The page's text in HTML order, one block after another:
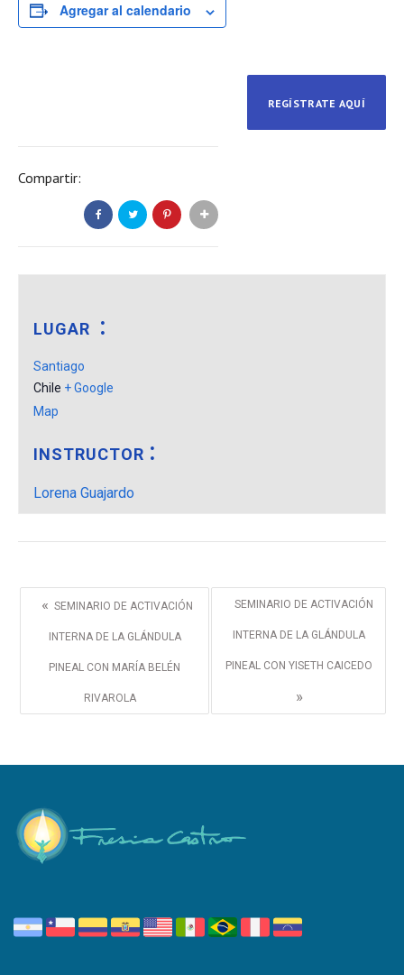
Agregar al calendario
REGÍSTRATE AQUÍ
LUGAR
Santiago
Chile + Google
Map
INSTRUCTOR
Lorena Guajardo
Compartir:
« SEMINARIO DE ACTIVACIÓN
INTERNA DE LA GLÁNDULA
PINEAL CON MARÍA BELÉN
RIVAROLA
SEMINARIO DE ACTIVACIÓN
INTERNA DE LA GLÁNDULA
PINEAL CON YISETH CAICEDO
»